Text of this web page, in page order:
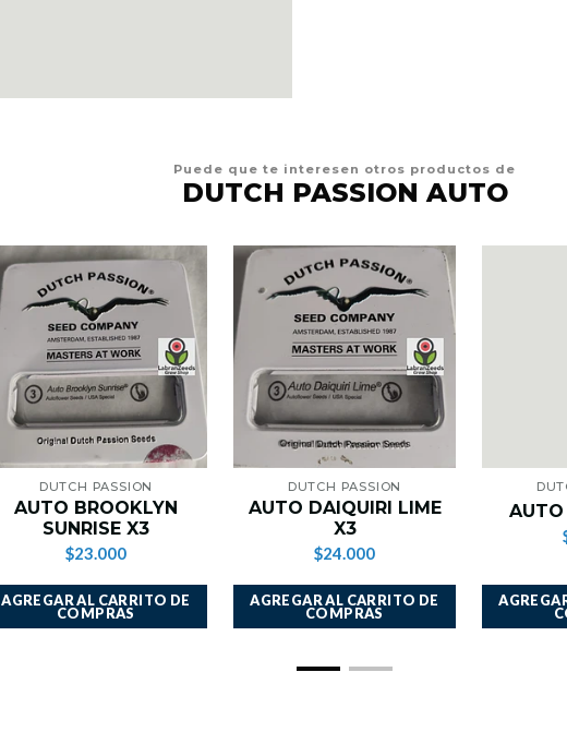
Puede que te interesen otros productos de
DUTCH PASSION AUTO
DUTCH PASSION
AUTO BROOKLYN
SUNRISE X3
$23.000
AGREGAR AL CARRITO DE
COMPRAS
DUTCH PASSION
AUTO DAIQUIRI LIME
X3
$24.000
AGREGAR AL CARRITO DE
COMPRAS
AUTO